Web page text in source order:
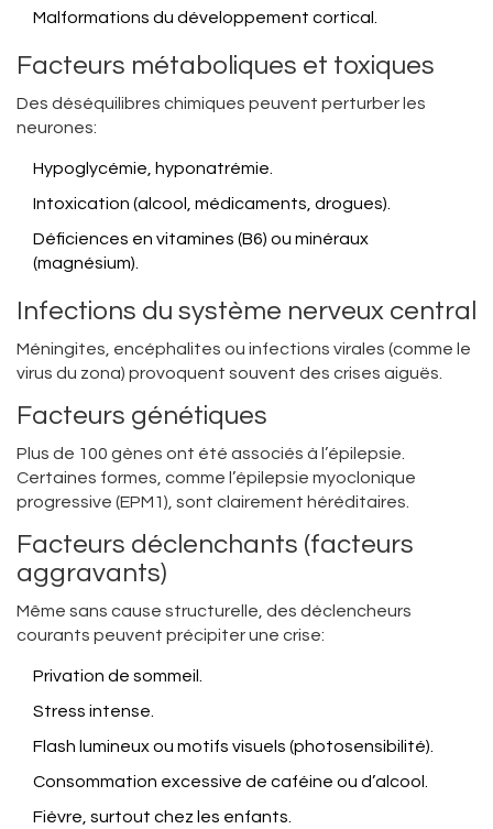
Malformations du développement cortical.
Facteurs métaboliques et toxiques
Des déséquilibres chimiques peuvent perturber les
neurones:
Hypoglycémie, hyponatrémie.
Intoxication (alcool, médicaments, drogues).
Déficiences en vitamines (B6) ou minéraux
(magnésium).
Infections du système nerveux central
Méningites, encéphalites ou infections virales (comme le
virus du zona) provoquent souvent des crises aiguës.
Facteurs génétiques
Plus de 100 gènes ont été associés à l’épilepsie.
Certaines formes, comme l’épilepsie myoclonique
progressive (EPM1), sont clairement héréditaires.
Facteurs déclenchants (facteurs
aggravants)
Même sans cause structurelle, des déclencheurs
courants peuvent précipiter une crise:
Privation de sommeil.
Stress intense.
Flash lumineux ou motifs visuels (photosensibilité).
Consommation excessive de caféine ou d’alcool.
Fièvre, surtout chez les enfants.